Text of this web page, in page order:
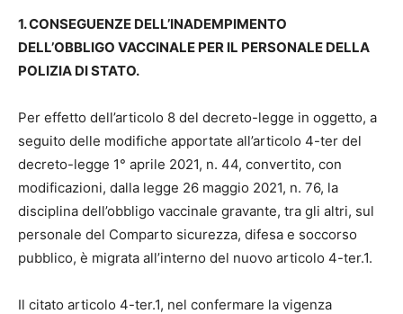
1. CONSEGUENZE DELL’INADEMPIMENTO
DELL’OBBLIGO VACCINALE PER IL PERSONALE DELLA
POLIZIA DI STATO.
Per effetto dell’articolo 8 del decreto-legge in oggetto, a
seguito delle modifiche apportate all’articolo 4-ter del
decreto-legge 1° aprile 2021, n. 44, convertito, con
modificazioni, dalla legge 26 maggio 2021, n. 76, la
disciplina dell’obbligo vaccinale gravante, tra gli altri, sul
personale del Comparto sicurezza, difesa e soccorso
pubblico, è migrata all’interno del nuovo articolo 4-ter.1.
Il citato articolo 4-ter.1, nel confermare la vigenza